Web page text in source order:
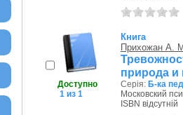
Доступно
1 из 1
Книга
Прихожан А.
природа и
Серія: Б-ка
Московский
ISBN відсутній